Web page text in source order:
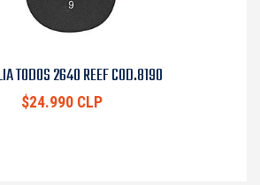
TODOS 2640 REEF COD.8190
$24.990 CLP